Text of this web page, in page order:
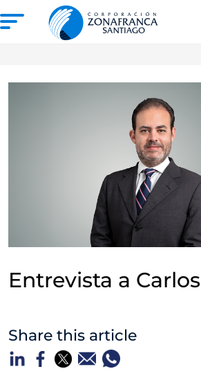
NUESTRA ZONA FRANCA
REPÚBLICA DOMINICANA
SANTIAGO MECA EMPRESARIAL Y
EPICENTRO DE INVERSIÓN
Entrevista a
Share this article